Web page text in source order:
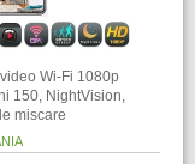
Wi-Fi 1080p
150, NightVision,
miscare